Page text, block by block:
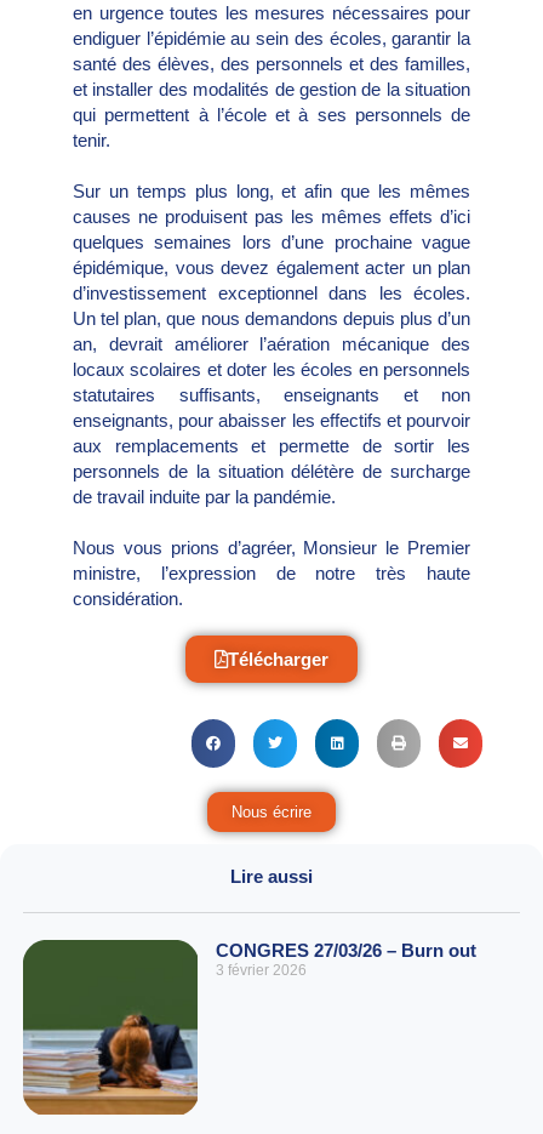
en urgence toutes les mesures nécessaires pour
endiguer l’épidémie au sein des écoles, garantir la
santé des élèves, des personnels et des familles,
et installer des modalités de gestion de la situation
qui permettent à l’école et à ses personnels de
tenir.
Sur un temps plus long, et afin que les mêmes
causes ne produisent pas les mêmes effets d’ici
quelques semaines lors d’une prochaine vague
épidémique, vous devez également acter un plan
d’investissement exceptionnel dans les écoles.
Un tel plan, que nous demandons depuis plus d’un
an, devrait améliorer l’aération mécanique des
locaux scolaires et doter les écoles en personnels
statutaires suffisants, enseignants et non
enseignants, pour abaisser les effectifs et pourvoir
aux remplacements et permette de sortir les
personnels de la situation délétère de surcharge
de travail induite par la pandémie.
Nous vous prions d’agréer, Monsieur le Premier
ministre, l’expression de notre très haute
considération.
Télécharger
Nous écrire
Lire aussi
CONGRES 27/03/26 – Burn out
3 février 2026